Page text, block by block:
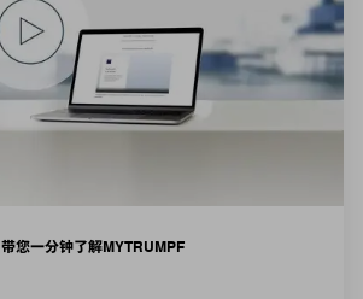
带您一分钟了解MYTRUMPF